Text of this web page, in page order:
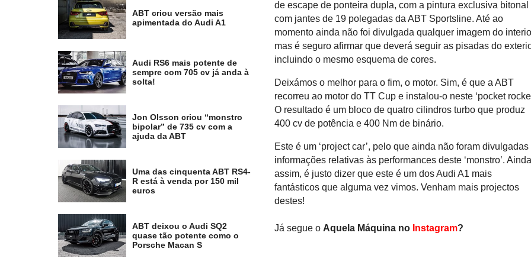
ABT criou versão mais
apimentada do Audi A1
Audi RS6 mais potente de
sempre com 705 cv já anda à
solta!
Jon Olsson criou “monstro
bipolar” de 735 cv com a
ajuda da ABT
Uma das cinquenta ABT RS4-
R está à venda por 150 mil
euros
ABT deixou o Audi SQ2
quase tão potente como o
Porsche Macan S
de escape de ponteira dupla, com a pintura exclusiva bitonal
com jantes de 19 polegadas da ABT Sportsline. Até ao
momento ainda não foi divulgada qualquer imagem do
mas é seguro afirmar que deverá seguir as pisadas do
incluindo o mesmo esquema de cores.
Deixámos o melhor para o fim, o motor. Sim, é que a ABT
recorreu ao motor do TT Cup e instalou-o neste ‘pocket
O resultado é um bloco de quatro cilindros turbo que produz
400 cv de potência e 400 Nm de binário.
Este é um ‘project car’, pelo que ainda não foram divulgadas
informações relativas às performances deste ‘monstro’. Ainda
assim, é justo dizer que este é um dos Audi A1 mais
fantásticos que alguma vez vimos. Venham mais projectos
destes!
Já segue o Aquela Máquina no Instagram?